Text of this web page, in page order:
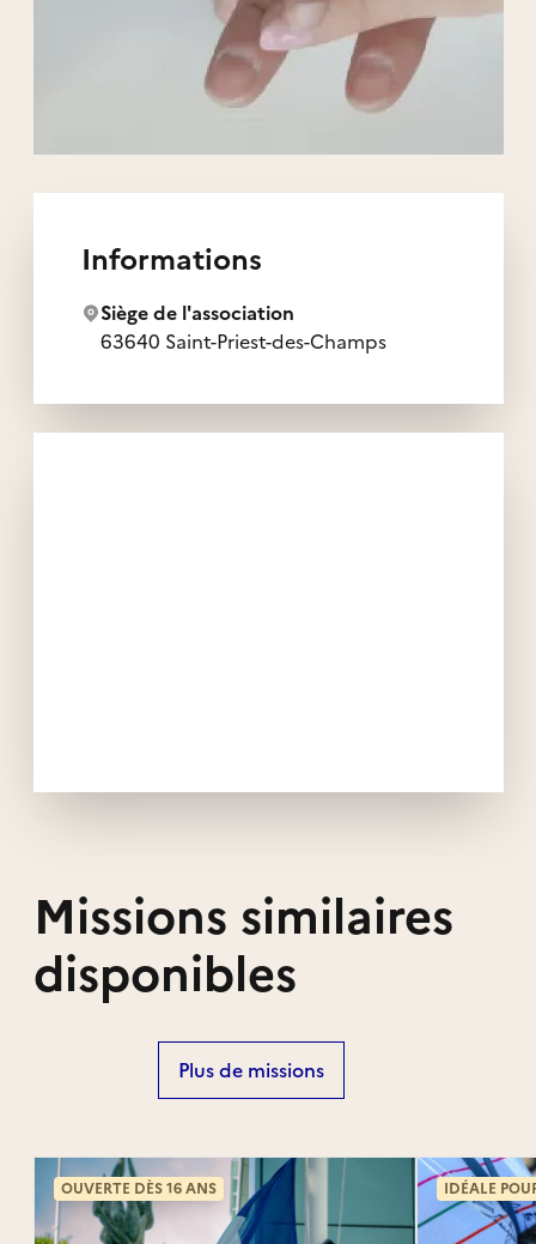
Informations
Siège de l'association
63640 Saint-Priest-des-Champs
Missions similaires
disponibles
Plus de missions
OUVERTE DÈS 16 ANS IDÉALE